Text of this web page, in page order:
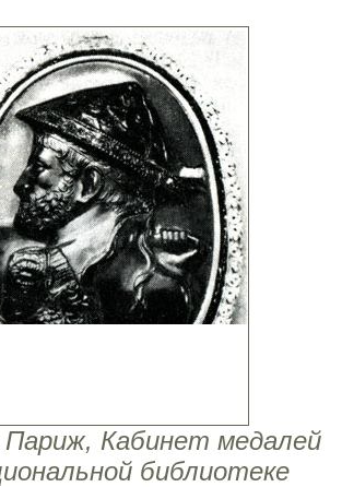
Кабинет медалей
библиотеке